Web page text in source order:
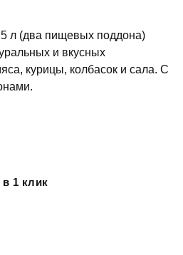
л (два пищевых поддона)
и вкусных
курицы, колбасок и сала. С
в 1 клик